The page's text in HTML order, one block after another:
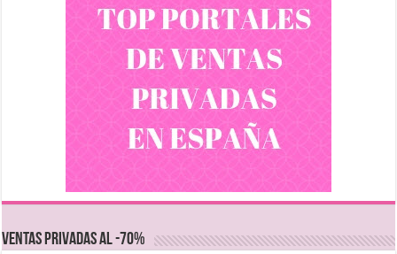
VENTAS PRIVADAS AL -70%